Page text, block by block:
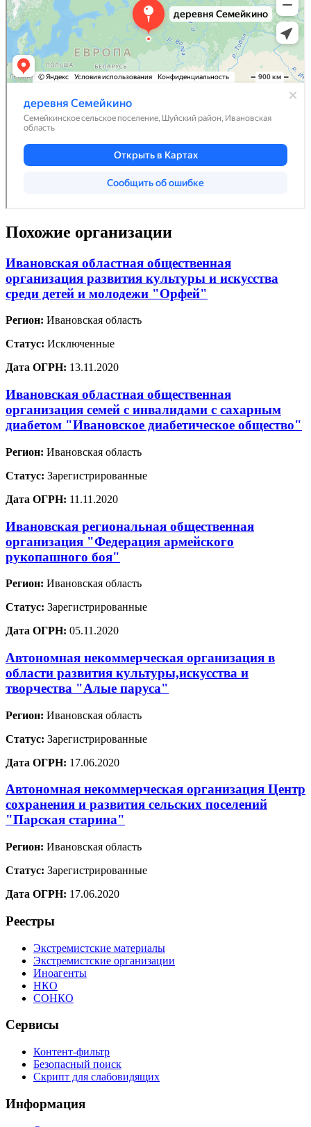
Похожие организации
Ивановская областная общественная
организация развития культуры и искусства
среди детей и молодежи "Орфей"
Регион: Ивановская область
Статус: Исключенные
Дата ОГРН: 13.11.2020
Ивановская областная общественная
организация семей с инвалидами с сахарным
диабетом "Ивановское диабетическое общество"
Регион: Ивановская область
Статус: Зарегистрированные
Дата ОГРН: 11.11.2020
Ивановская региональная общественная
организация "Федерация армейского
рукопашного боя"
Регион: Ивановская область
Статус: Зарегистрированные
Дата ОГРН: 05.11.2020
Автономная некоммерческая организация в
области развития культуры,искусства и
творчества "Алые паруса"
Регион: Ивановская область
Статус: Зарегистрированные
Дата ОГРН: 17.06.2020
Автономная некоммерческая организация Центр
сохранения и развития сельских поселений
"Парская старина"
Регион: Ивановская область
Статус: Зарегистрированные
Дата ОГРН: 17.06.2020
Реестры
Экстремистские материалы
Экстремистские организации
Иноагенты
НКО
СОНКО
Сервисы
Контент-фильтр
Безопасный поиск
Скрипт для слабовидящих
Информация